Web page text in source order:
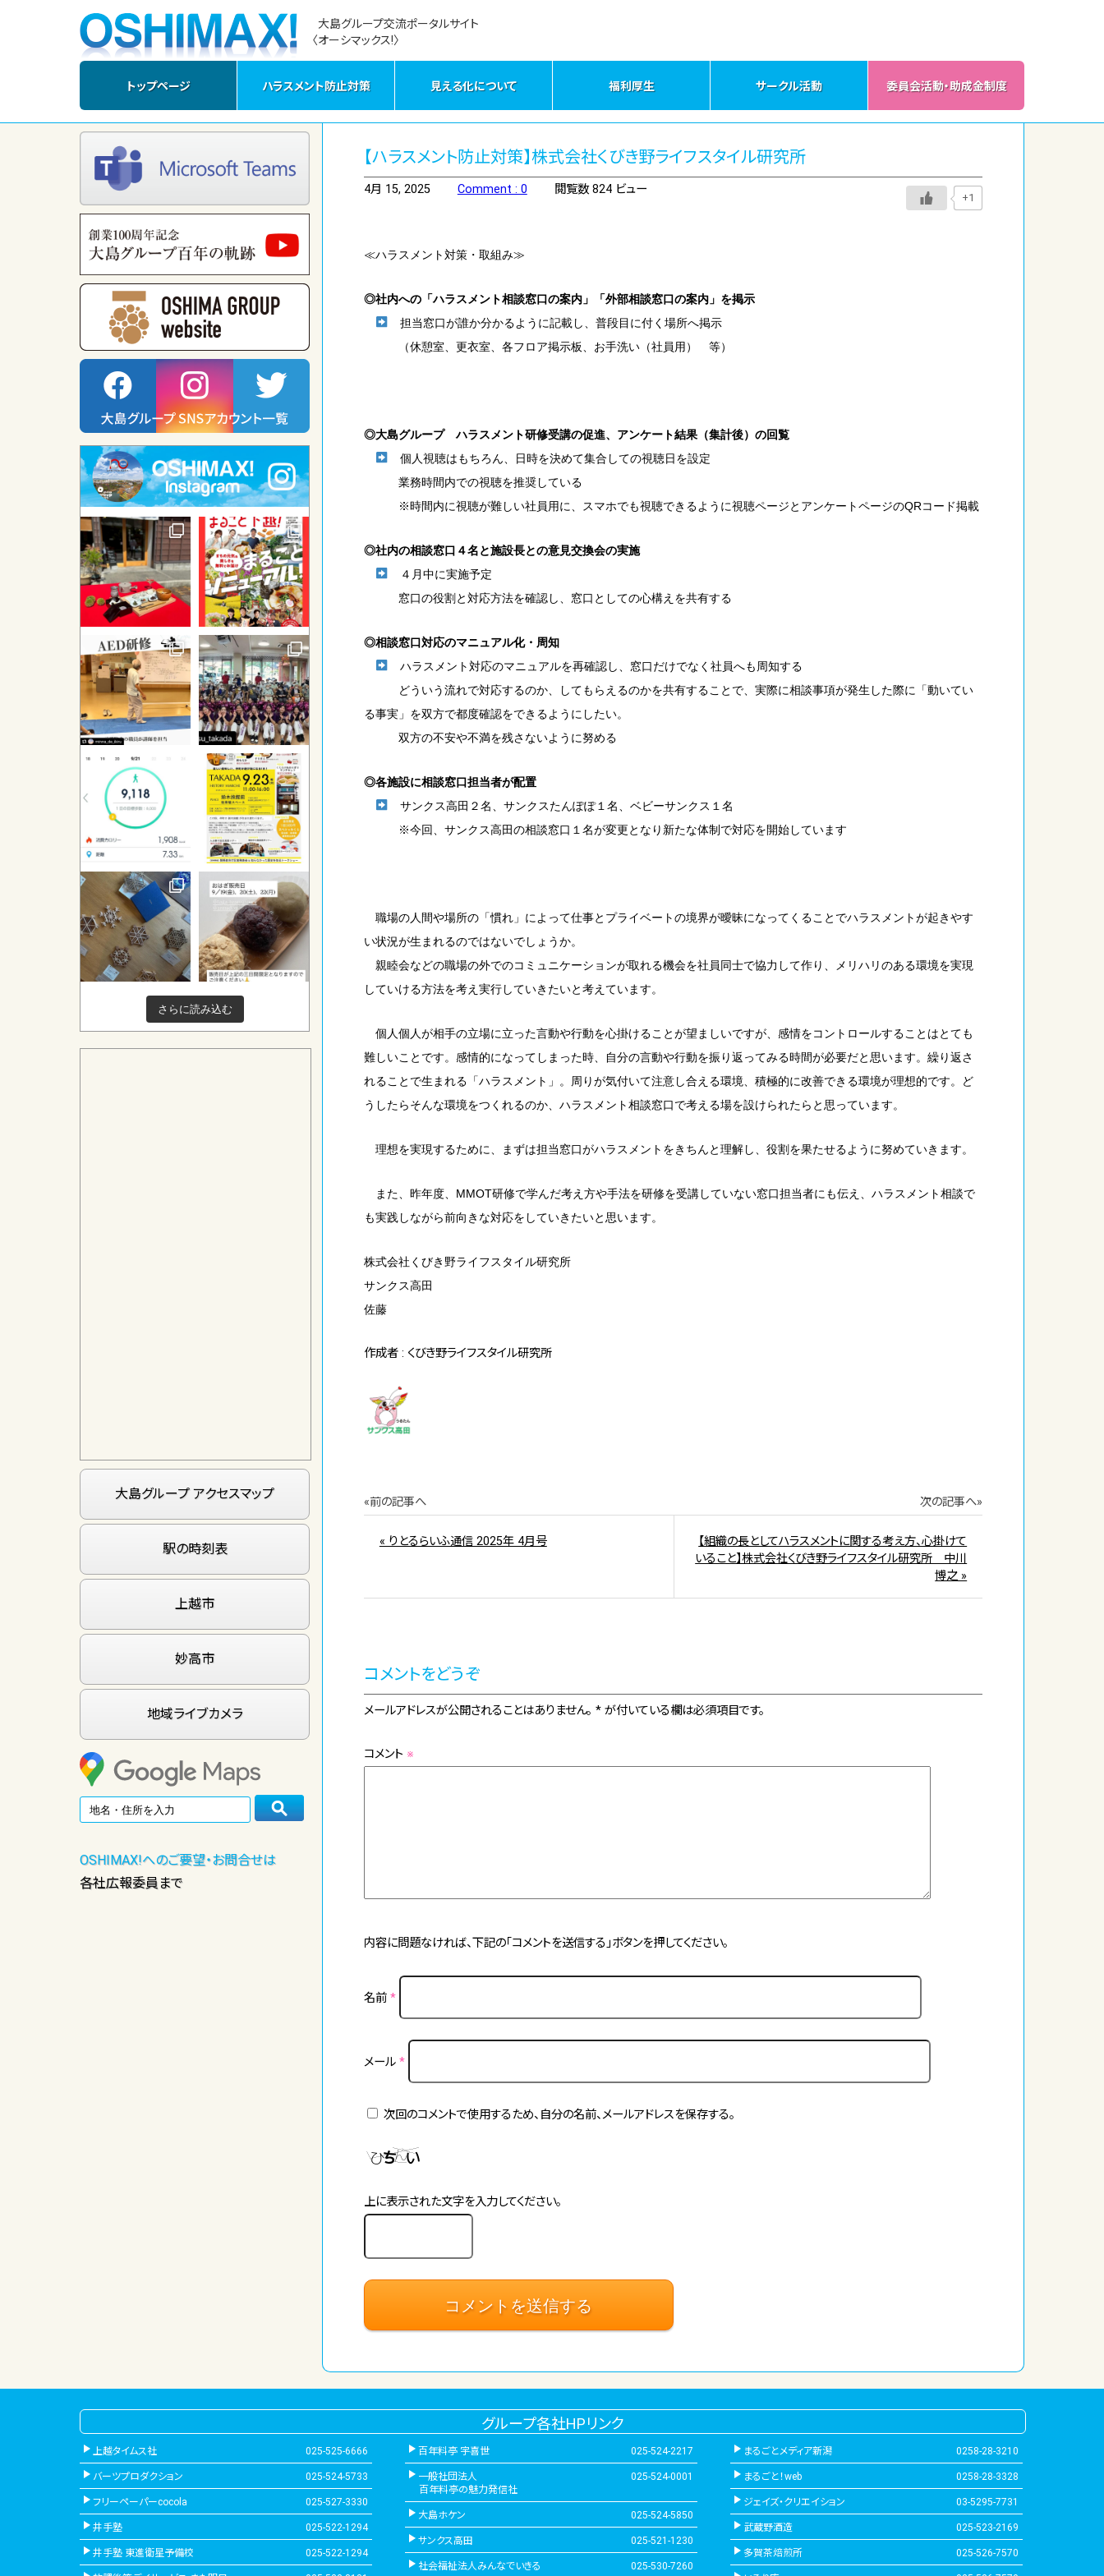
大島グループ交流ポータルサイト
〈オーシマックス!〉
トップページ ハラスメント防止対策 見える化について 福利厚生 サークル活動 委員会活動・助成金制度
さらに読み込む
大島グループ アクセスマップ
駅の時刻表
上越市
妙高市
地域ライブカメラ
OSHIMAX!へのご要望・お問合せは
各社広報委員まで
【ハラスメント防止対策】株式会社くびき野ライフスタイル研究所
4月 15, 2025 Comment : 0 閲覧数 824 ビュー
+1
≪ハラスメント対策・取組み≫
◎社内への「ハラスメント相談窓口の案内」「外部相談窓口の案内」を掲示
担当窓口が誰か分かるように記載し、普段目に付く場所へ掲示
（休憩室、更衣室、各フロア掲示板、お手洗い（社員用） 等）
◎大島グループ ハラスメント研修受講の促進、アンケート結果（集計後）の回覧
個人視聴はもちろん、日時を決めて集合しての視聴日を設定
業務時間内での視聴を推奨している
※時間内に視聴が難しい社員用に、スマホでも視聴できるように視聴ページとアンケートページのQRコード掲載
◎社内の相談窓口４名と施設長との意見交換会の実施
４月中に実施予定
窓口の役割と対応方法を確認し、窓口としての心構えを共有する
◎相談窓口対応のマニュアル化・周知
ハラスメント対応のマニュアルを再確認し、窓口だけでなく社員へも周知する
どういう流れで対応するのか、してもらえるのかを共有することで、実際に相談事項が発生した際に「動いてい
る事実」を双方で都度確認をできるようにしたい。
双方の不安や不満を残さないように努める
◎各施設に相談窓口担当者が配置
サンクス高田２名、サンクスたんぽぽ１名、ベビーサンクス１名
※今回、サンクス高田の相談窓口１名が変更となり新たな体制で対応を開始しています
職場の人間や場所の「慣れ」によって仕事とプライベートの境界が曖昧になってくることでハラスメントが起きやす
い状況が生まれるのではないでしょうか。
親睦会などの職場の外でのコミュニケーションが取れる機会を社員同士で協力して作り、メリハリのある環境を実現
していける方法を考え実行していきたいと考えています。
個人個人が相手の立場に立った言動や行動を心掛けることが望ましいですが、感情をコントロールすることはとても
難しいことです。感情的になってしまった時、自分の言動や行動を振り返ってみる時間が必要だと思います。繰り返さ
れることで生まれる「ハラスメント」。
周りが気付いて注意し合える環境、積極的に改善できる環境が理想的です。ど
うしたらそんな環境をつくれるのか、ハラスメント相談窓口で考える場を設けられたらと思っています。
理想を実現するために、まずは担当窓口がハラスメントをきちんと理解し、役割を果たせるように努めていきます。
また、昨年度、MMOT研修で学んだ考え方や手法を研修を受講していない窓口担当者にも伝え、ハラスメント相談で
も実践しながら前向きな対応をしていきたいと思います。
株式会社くびき野ライフスタイル研究所
サンクス高田
佐藤
作成者 : くびき野ライフスタイル研究所
«前の記事へ 次の記事へ»
« りとるらいふ通信 2025年 4月号
【組織の長としてハラスメントに関する考え方、心掛けて
いること】株式会社くびき野ライフスタイル研究所 中川
博之 »
コメントをどうぞ
メールアドレスが公開されることはありません。 * が付いている欄は必須項目です。
コメント ※
内容に問題なければ、下記の「コメントを送信する」ボタンを押してください。
名前 *
メール *
次回のコメントで使用するため、自分の名前、メールアドレスを保存する。
上に表示された文字を入力してください。
グループ各社HPリンク
上越タイムス社 025-525-6666
バーツプロダクション 025-524-5733
フリーペーパーcocola 025-527-3330
井手塾 025-522-1294
井手塾 東進衛星予備校 025-522-1294
百年料亭 宇喜世 025-524-2217
一般社団法人
百年料亭の魅力発信社
025-524-0001
大島ホケン 025-524-5850
サンクス高田 025-521-1230
社会福祉法人みんなでいきる 025-530-7260
まるごとメディア新潟 0258-28-3210
まるごと！web 0258-28-3328
ジェイズ・クリエイション 03-5295-7731
武蔵野酒造 025-523-2169
多賀茶焙煎所 025-526-7570